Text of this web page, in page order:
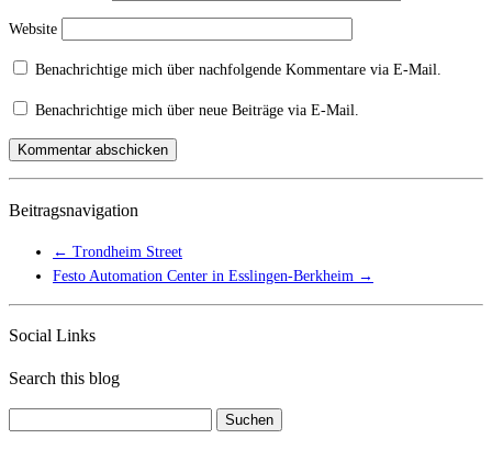
Website
Benachrichtige mich über nachfolgende Kommentare via E-Mail.
Benachrichtige mich über neue Beiträge via E-Mail.
Beitragsnavigation
← Trondheim Street
Festo Automation Center in Esslingen-Berkheim →
Social Links
Search this blog